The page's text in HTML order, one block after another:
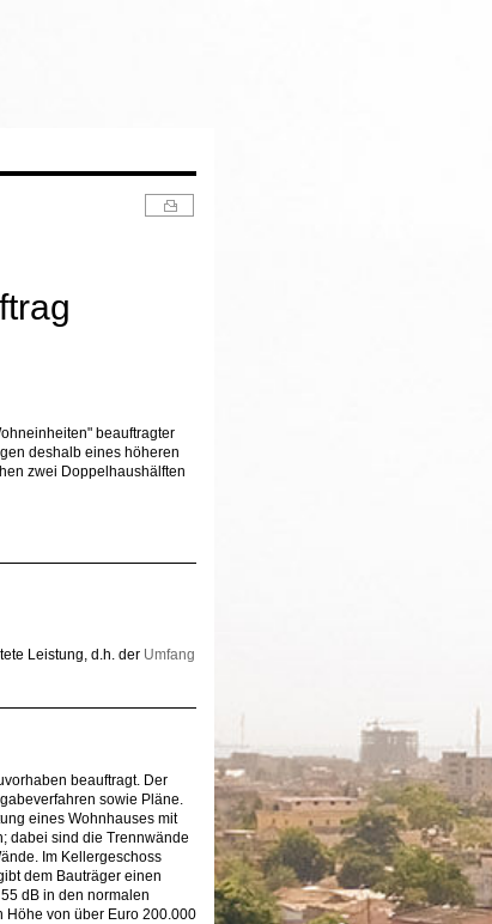
beauftragter
deshalb eines höheren
zwei Doppelhaushälften
Leistung, d.h. der Umfang
beauftragt. Der
sowie Pläne.
eines Wohnhauses mit
dabei sind die Trennwände
Im Kellergeschoss
dem Bauträger einen
dB in den normalen
Höhe von über Euro 200.000